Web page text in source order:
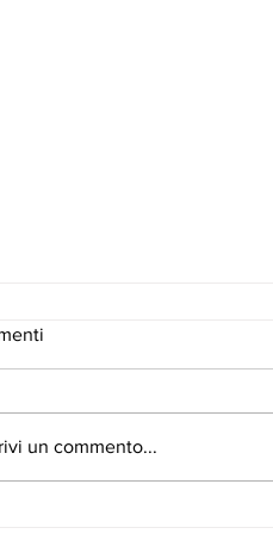
un commento...